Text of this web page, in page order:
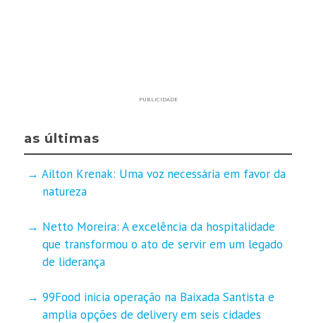
PUBLICIDADE
as últimas
Ailton Krenak: Uma voz necessária em favor da
natureza
Netto Moreira: A excelência da hospitalidade
que transformou o ato de servir em um legado
de liderança
99Food inicia operação na Baixada Santista e
amplia opções de delivery em seis cidades